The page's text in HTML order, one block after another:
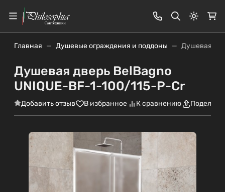
Главная Душевые ограждения и поддоны Душевая
Душевая дверь BelBagno
UNIQUE-BF-1-100/115-P-Cr
Добавить отзыв В избранное К сравнению